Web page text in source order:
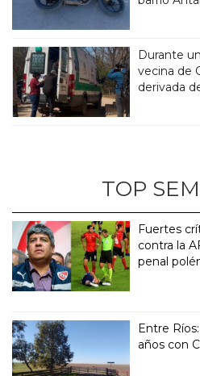
Durante
vecina de
derivada
TOP
Fuertes
contra la
penal
Entre
años con